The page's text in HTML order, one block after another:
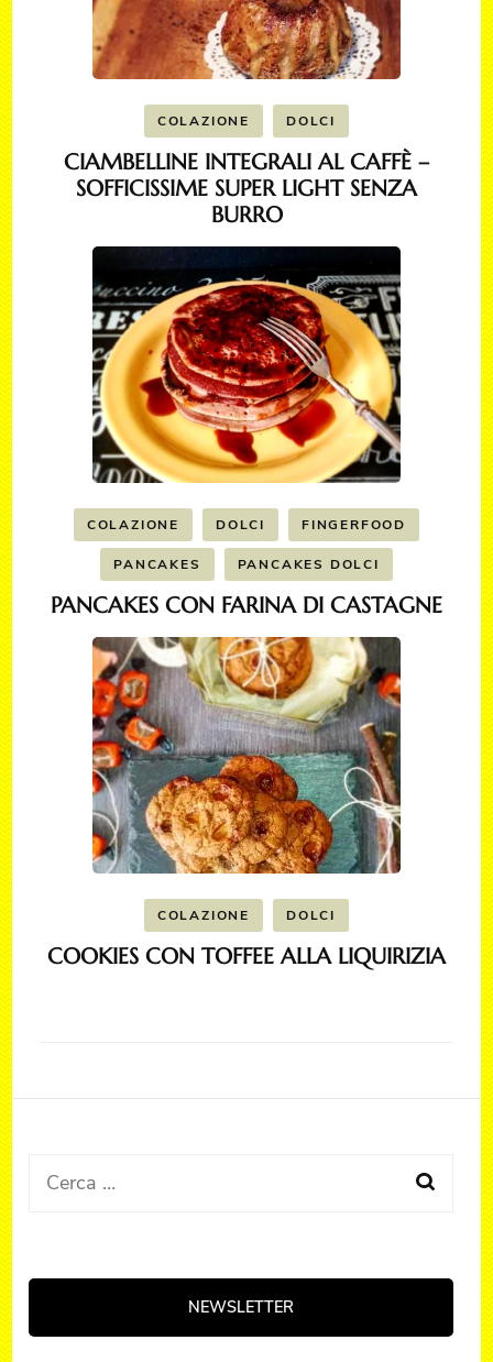
COLAZIONE DOLCI
CIAMBELLINE INTEGRALI AL CAFFÈ –
SOFFICISSIME SUPER LIGHT SENZA
BURRO
COLAZIONE DOLCI FINGERFOOD
PANCAKES PANCAKES DOLCI
PANCAKES CON FARINA DI CASTAGNE
COLAZIONE DOLCI
COOKIES CON TOFFEE ALLA LIQUIRIZIA
Ricerca
NEWSLETTER